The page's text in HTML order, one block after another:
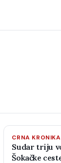
CRNA KRONIKA
Sudar triju
Šokačke